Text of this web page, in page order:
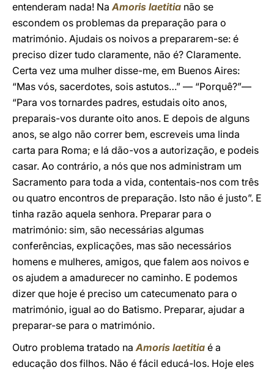
entenderam nada! NaAmoris laetitia não se
escondem os problemas da preparação para o
matrimónio. Ajudais os noivos a prepararem-se: é
preciso dizer tudo claramente, não é? Claramente.
Certa vez uma mulher disse-me, em Buenos Aires:
“Mas vós, sacerdotes, sois astutos…” — “Porquê?”—
“Para vos tornardes padres, estudais oito anos,
preparais-vos durante oito anos. E depois de alguns
anos, se algo não correr bem, escreveis uma linda
carta para Roma; e lá dão-vos a autorização, e podeis
casar. Ao contrário, a nós que nos administram um
Sacramento para toda a vida, contentais-nos com três
ou quatro encontros de preparação. Isto não é justo”. E
tinha razão aquela senhora. Preparar para o
matrimónio: sim, são necessárias algumas
conferências, explicações, mas são necessários
homens e mulheres, amigos, que falem aos noivos e
os ajudem a amadurecer no caminho. E podemos
dizer que hoje é preciso um catecumenato para o
matrimónio, igual ao do Batismo. Preparar, ajudar a
preparar-se para o matrimónio.
Outro problema tratado naAmoris laetitia é a
educação dos filhos. Não é fácil educá-los. Hoje eles